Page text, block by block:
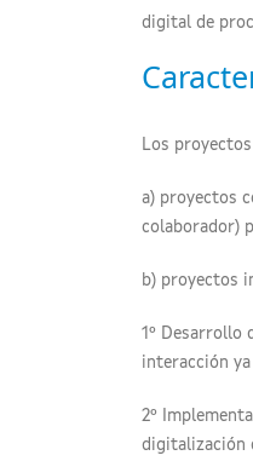
digital de
Los
a) proyectos
colaborador)
b) proyectos
1º Desarrollo
interacción
2º
digitalización